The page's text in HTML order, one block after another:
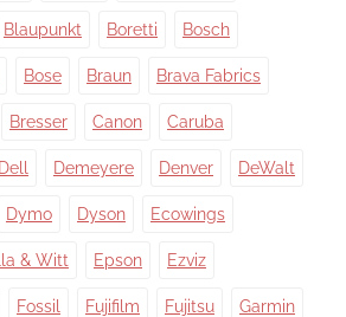
Blaupunkt Boretti Bosch
Bose Braun Brava Fabrics
Bresser Canon Caruba
Dell Demeyere Denver DeWalt
Dymo Dyson Ecowings
& Witt Epson Ezviz
Fossil Fujifilm Fujitsu Garmin